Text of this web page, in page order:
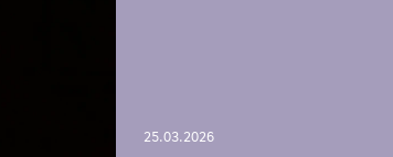
25.03.2026